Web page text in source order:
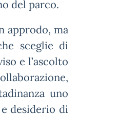
del parco.
approdo, ma
sceglie di
e l’ascolto
uno
desiderio di